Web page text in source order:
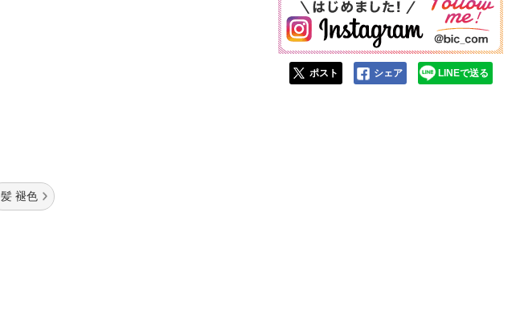
ポスト シェア LINEで送る
髪 褪色